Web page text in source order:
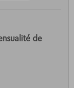
de